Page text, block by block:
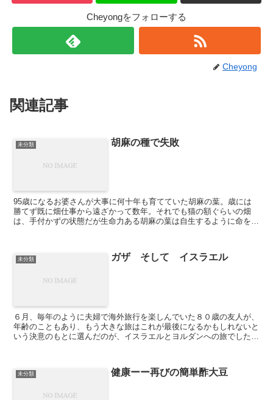
Cheyongをフォローする
Cheyong
関連記事
未分類 胡麻の種で失敗
95歳になるお婆さんが大事に何十年も育てていた胡麻の葉。歳には
勝てず既に畑仕事から遠ざかって数年。それでも猫の額ぐらいの畑
は、手付かずの状態だが生命力ある胡麻の葉は自生するように命をつ
未分類 ガザ そして イスラエル
６月、毎年のように夫婦で海外旅行を楽しんでいた８０歳の友人が、
年齢のこともあり、もう大きな旅はこれが最後になるかもしれないと
いう決意のもとに選んだのが、イスラエルとヨルダンへの旅でした。
未分類 健康ーー再びの簡単酢大豆